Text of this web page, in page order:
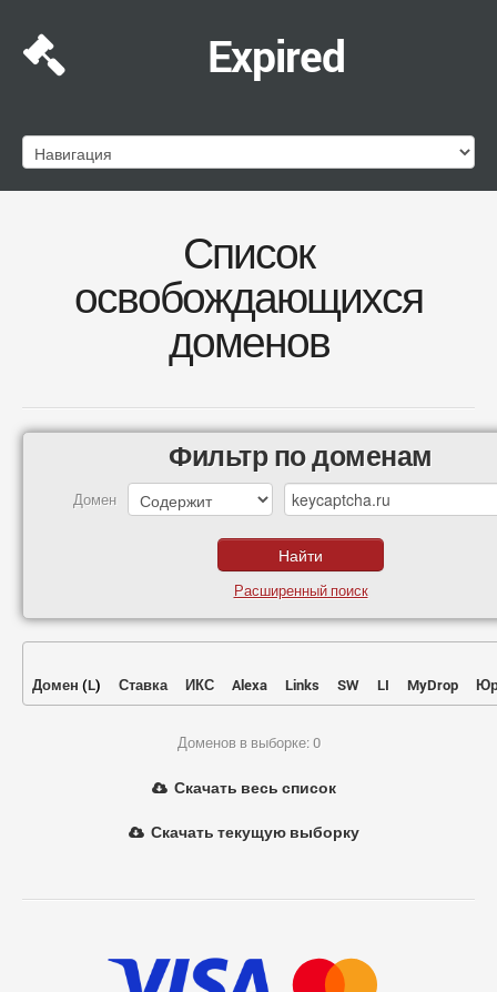
Expired
Список
освобождающихся
доменов
Фильтр по доменам
Домен
Расширенный поиск
Домен (L) Ставка ИКС Alexa Links SW LI MyDrop
Доменов в выборке: 0
Скачать весь список
Скачать текущую выборку